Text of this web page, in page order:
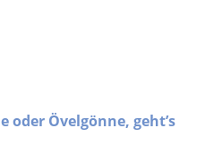
oder Övelgönne, geht’s